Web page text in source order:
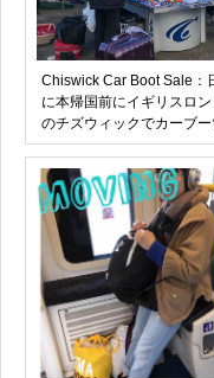
Chiswick Car Boot Sale：
に本帰国前にイギリスロン
のチズウィックでカーブー
ール(フリーマーケット)に
して不用品を売った